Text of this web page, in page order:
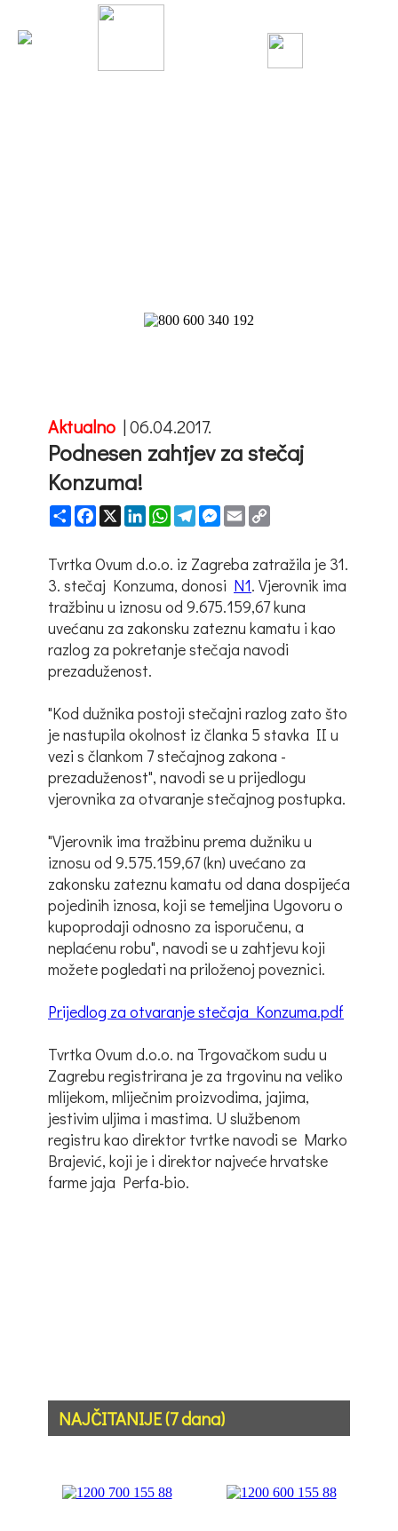
Aktualno |06.04.2017.
Podnesen zahtjev za stečaj
Konzuma!
ShareFacebook
X LinkedInWhatsApp
TelegramMessenger
Email
Tvrtka Ovum d.o.o. iz Zagreba zatražila je 31.
3. stečaj Konzuma, donosi N1. Vjerovnik ima
tražbinu u iznosu od 9.675.159,67 kuna
uvećanu za zakonsku zateznu kamatu i kao
razlog za pokretanje stečaja navodi
prezaduženost.
"Kod dužnika postoji stečajni razlog zato što
je nastupila okolnost iz članka 5 stavka II u
vezi s člankom 7 stečajnog zakona -
prezaduženost", navodi se u prijedlogu
vjerovnika za otvaranje stečajnog postupka.
"Vjerovnik ima tražbinu prema dužniku u
iznosu od 9.575.159,67 (kn) uvećano za
zakonsku zateznu kamatu od dana dospijeća
pojedinih iznosa, koji se temeljina Ugovoru o
kupoprodaji odnosno za isporučenu, a
neplaćenu robu", navodi se u zahtjevu koji
možete pogledati na priloženoj poveznici.
Prijedlog za otvaranje stečaja Konzuma.pdf
Tvrtka Ovum d.o.o. na Trgovačkom sudu u
Zagrebu registrirana je za trgovinu na veliko
mlijekom, mliječnim proizvodima, jajima,
jestivim uljima i mastima. U službenom
registru kao direktor tvrtke navodi se Marko
Brajević, koji je i direktor najveće hrvatske
farme jaja Perfa-bio.
NAJČITANIJE (7 dana)